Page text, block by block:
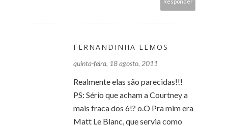
FERNANDINHA LEMOS
quinta-feira, 18 agosto, 2011
Realmente elas são parecidas!!!
PS: Sério que acham a Courtney a
mais fraca dos 6!? o.O Pra mim era
Matt Le Blanc, que servia como